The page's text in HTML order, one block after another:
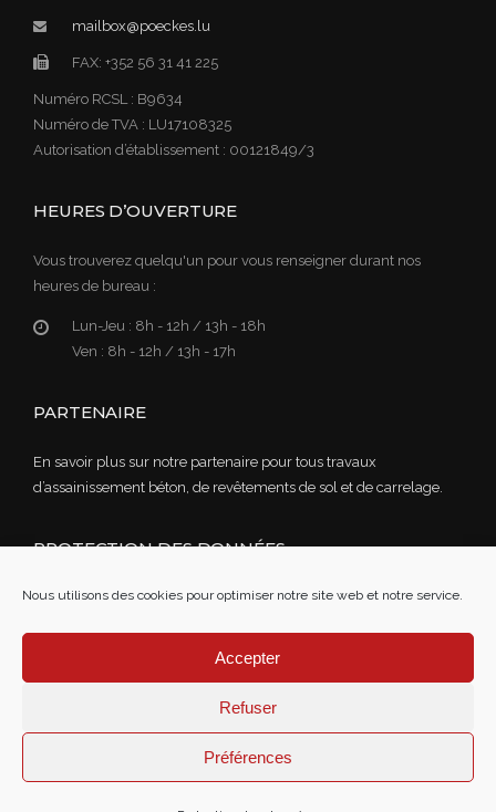
Nous utilisons des cookies pour optimiser notre site web et notre service.
Accepter
Refuser
Préférences
mailbox@poeckes.lu
FAX: +352 56 31 41 225
Numéro RCSL : B9634
Numéro de TVA : LU17108325
Autorisation d’établissement : 00121849/3
HEURES D’OUVERTURE
Vous trouverez quelqu'un pour vous renseigner durant nos
heures de bureau :
Lun-Jeu : 8h - 12h / 13h - 18h
Ven : 8h - 12h / 13h - 17h
PARTENAIRE
En savoir plus sur notre partenaire pour tous travaux
d’assainissement béton, de revêtements de sol et de carrelage.
PROTECTION DES DONNÉES
Lire notre politique de confidentialité des données
Mentions légales
© Poeckes 2022